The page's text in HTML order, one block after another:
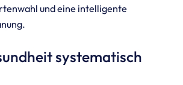
und eine intelligente
systematisch